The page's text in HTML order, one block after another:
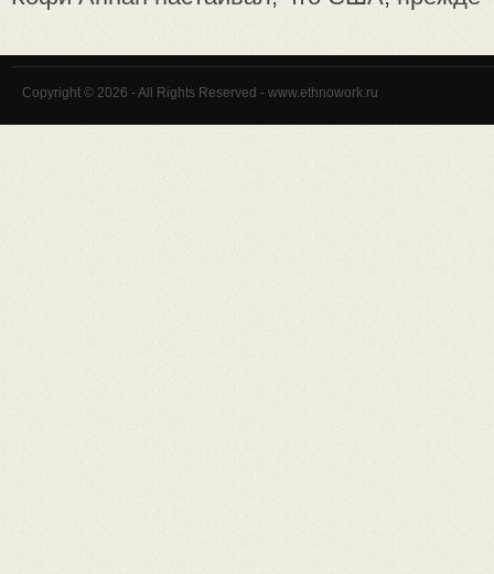
Copyright © 2026 - All Rights Reserved - www.ethnowork.ru